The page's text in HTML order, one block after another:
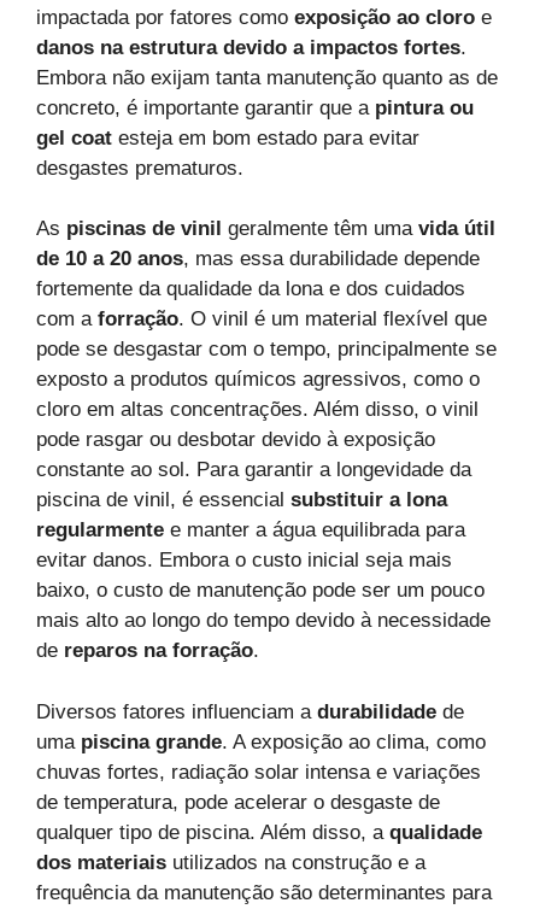
impactada por fatores como exposição ao cloro e
danos na estrutura devido a impactos fortes.
Embora não exijam tanta manutenção quanto as de
concreto, é importante garantir que a pintura ou
gel coat esteja em bom estado para evitar
desgastes prematuros.
As piscinas de vinil geralmente têm uma vida útil
de 10 a 20 anos, mas essa durabilidade depende
fortemente da qualidade da lona e dos cuidados
com a forração. O vinil é um material flexível que
pode se desgastar com o tempo, principalmente se
exposto a produtos químicos agressivos, como o
cloro em altas concentrações. Além disso, o vinil
pode rasgar ou desbotar devido à exposição
constante ao sol. Para garantir a longevidade da
piscina de vinil, é essencial substituir a lona
regularmente e manter a água equilibrada para
evitar danos. Embora o custo inicial seja mais
baixo, o custo de manutenção pode ser um pouco
mais alto ao longo do tempo devido à necessidade
de reparos na forração.
Diversos fatores influenciam a durabilidade de
uma piscina grande. A exposição ao clima, como
chuvas fortes, radiação solar intensa e variações
de temperatura, pode acelerar o desgaste de
qualquer tipo de piscina. Além disso, a qualidade
dos materiais utilizados na construção e a
frequência da manutenção são determinantes para